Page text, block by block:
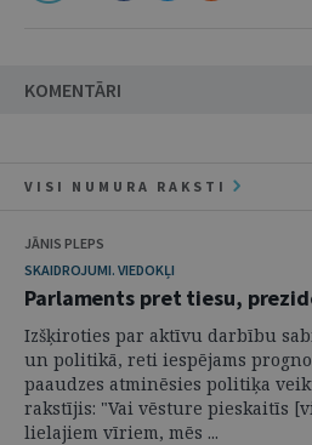
KOMENTĀRI
VISI NUMURA RAKSTI
JĀNIS PLEPS
SKAIDROJUMI. VIEDOKĻI
Parlaments pret tiesu,
Izšķiroties par aktīvu darbību
un politikā, reti iespējams
paaudzes atminēsies politiķa
rakstījis: "Vai vēsture pieskaitīs
lielajiem vīriem, mēs ...